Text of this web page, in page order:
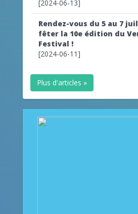
[2024-06-13]
Rendez-vous du 5 au 7
fêter la 10e édition du
Festival !
[2024-06-11]
Plus d'articles »